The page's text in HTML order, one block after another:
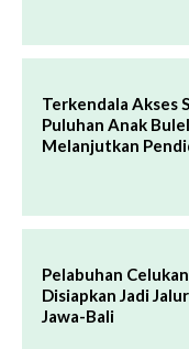
Terkendala Akses
Puluhan Anak
Melanjutkan
Pelabuhan
Disiapkan Jadi
Jawa-Bali